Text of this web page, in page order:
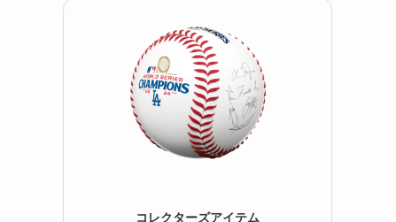
コレクターズアイテム